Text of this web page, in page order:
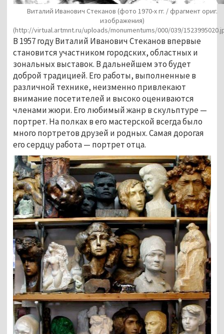
Виталий Иванович Стеканов (фото 1970-х гг. / фрагмент ориг.
изображения)
(http://virtual.artmnt.ru/uploads/monumentums/000/039/
В 1957 году Виталий Иванович Стеканов впервые
становится участником городских, областных и
зональных выставок. В дальнейшем это будет
доброй традицией. Его работы, выполненные в
различной технике, неизменно привлекают
внимание посетителей и высоко оцениваются
членами жюри. Его любимый жанр в скульптуре —
портрет. На полках в его мастерской всегда было
много портретов друзей и родных. Самая дорогая
его сердцу работа — портрет отца.